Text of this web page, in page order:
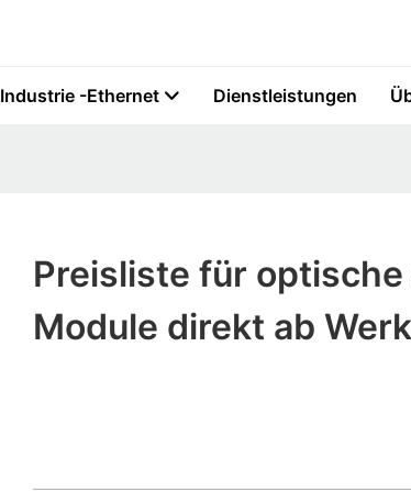
Industrie -Ethernet Dienstleistungen
Preisliste für optische
Module direkt ab Werk